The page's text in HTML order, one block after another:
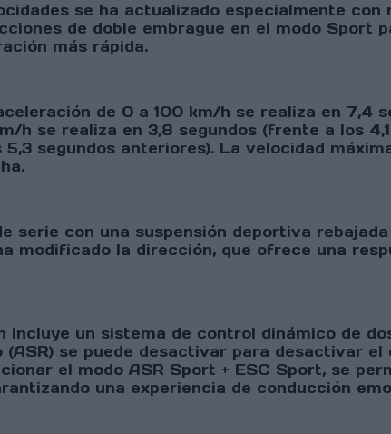
se ha actualizado especialmente
de doble embrague en el modo Sport
más rápida.
de 0 a 100 km/h se realiza en 7,4
h se realiza en 3,8 segundos (frente a los
segundos anteriores). La velocidad
serie con una suspensión deportiva
modificado la dirección, que ofrece una
incluye un sistema de control dinámico de
(ASR) se puede desactivar para desactivar
el modo ASR Sport + ESC Sport, se
una experiencia de conducción